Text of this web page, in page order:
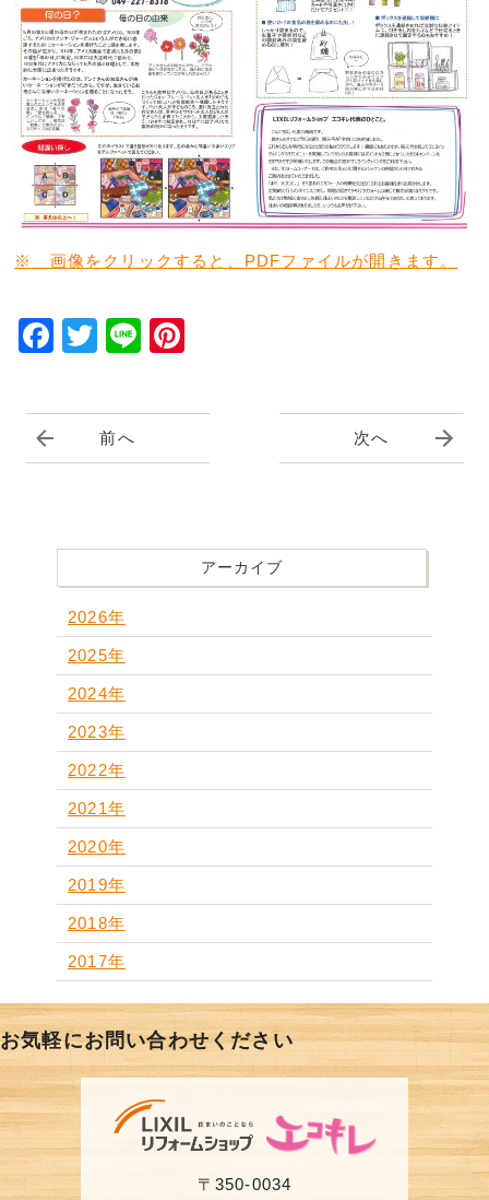
※ 画像をクリックすると、PDFファイルが開きます。
Facebook
Twitter
Line
前へ 次へ
アーカイブ
2026年
2025年
2024年
2023年
2022年
2021年
2020年
2019年
2018年
2017年
お気軽にお問い合わせください
〒350-0034